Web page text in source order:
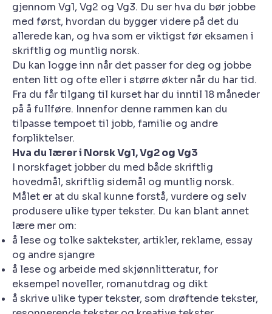
gjennom Vg1, Vg2 og Vg3. Du ser hva du bør jobbe
med først, hvordan du bygger videre på det du
allerede kan, og hva som er viktigst før eksamen i
skriftlig og muntlig norsk.
Du kan logge inn når det passer for deg og jobbe
enten litt og ofte eller i større økter når du har tid.
Fra du får tilgang til kurset har du inntil 18 måneder
på å fullføre. Innenfor denne rammen kan du
tilpasse tempoet til jobb, familie og andre
forpliktelser.
Hva du lærer i Norsk Vg1, Vg2 og Vg3
I norskfaget jobber du med både skriftlig
hovedmål, skriftlig sidemål og muntlig norsk.
Målet er at du skal kunne forstå, vurdere og selv
produsere ulike typer tekster. Du kan blant annet
lære mer om:
å lese og tolke saktekster, artikler, reklame, essay
og andre sjangre
å lese og arbeide med skjønnlitteratur, for
eksempel noveller, romanutdrag og dikt
å skrive ulike typer tekster, som drøftende tekster,